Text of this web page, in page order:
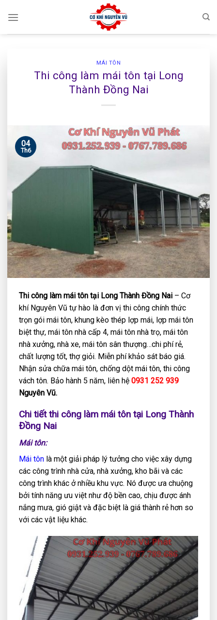
MÁI TÔN
Thi công làm mái tôn tại Long
Thành Đồng Nai
04
Th6
Thi công làm mái tôn tại Long Thành Đồng Nai – Cơ
khí Nguyên Vũ tự hào là đơn vị thi công chính thức
trọn gói mái tôn, khung kèo thép lợp mái, lợp mái tôn
biệt thự, mái tôn nhà cấp 4, mái tôn nhà trọ, mái tôn
nhà xưởng, nhà xe, mái tôn sân thượng…chi phí rẻ,
chất lượng tốt, thợ giỏi. Miễn phí khảo sát báo giá.
Nhận sửa chữa mái tôn, chống dột mái tôn, thi công
vách tôn. Bảo hành 5 năm, liên hệ 0931 252 939
Nguyên Vũ.
Chi tiết thi công làm mái tôn tại Long Thành
Đồng Nai
Mái tôn:
Mái tôn là một giải pháp lý tưởng cho việc xây dựng
các công trình nhà cửa, nhà xưởng, kho bãi và các
công trình khác ở nhiều khu vực. Nó được ưa chuộng
bởi tính năng ưu việt như độ bền cao, chịu được ánh
nắng mưa, gió giật và đặc biệt là giá thành rẻ hơn so
với các vật liệu khác.